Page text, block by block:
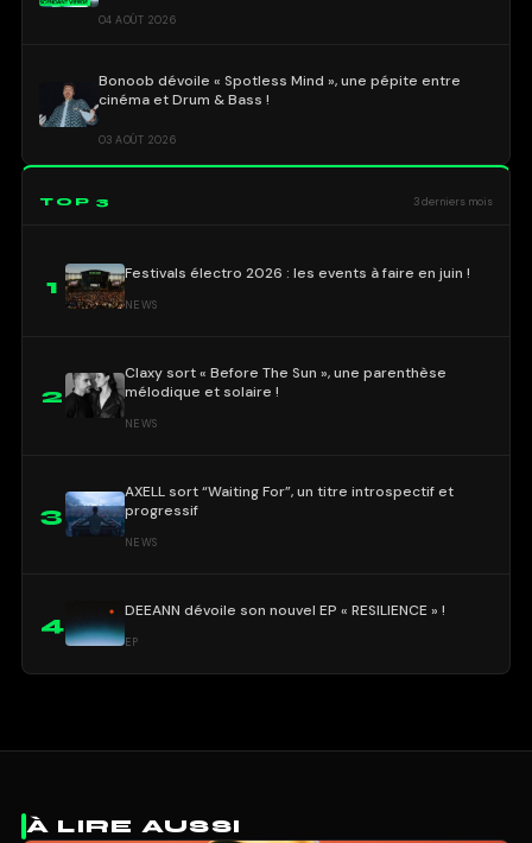
04 AOÛT 2026
Bonoob dévoile « Spotless Mind », une pépite entre
cinéma et Drum & Bass !
03 AOÛT 2026
TOP 3 3 derniers mois
1
Festivals électro 2026 : les events à faire en juin !
NEWS
2
Claxy sort « Before The Sun », une parenthèse
mélodique et solaire !
NEWS
3
AXELL sort “Waiting For”, un titre introspectif et
progressif
NEWS
4
DEEANN dévoile son nouvel EP « RESILIENCE » !
EP
À LIRE AUSSI